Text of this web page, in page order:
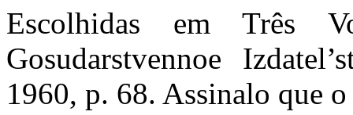
Escolhidas em Três
Gosudarstvennoe
1960, p. 68. Assinalo que